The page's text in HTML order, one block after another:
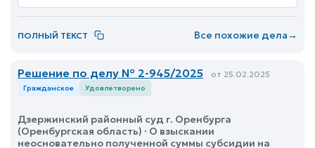
ПОЛНЫЙ ТЕКСТ Все похожие дела→
Решение по делу № 2-945/2025 от 25.02.2025
Гражданское Удовлетворено
Дзержинский районный суд г. Оренбурга
(Оренбургская область) · О взыскании
неосновательно полученной суммы субсидии на